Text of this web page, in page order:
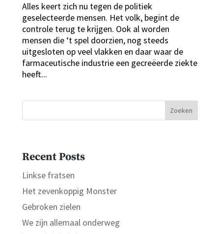
Alles keert zich nu tegen de politiek
geselecteerde mensen. Het volk, begint de
controle terug te krijgen. Ook al worden
mensen die ‘t spel doorzien, nog steeds
uitgesloten op veel vlakken en daar waar de
farmaceutische industrie een gecreëerde ziekte
heeft...
Zoeken
Recent Posts
Linkse fratsen
Het zevenkoppig Monster
Gebroken zielen
We zijn allemaal onderweg